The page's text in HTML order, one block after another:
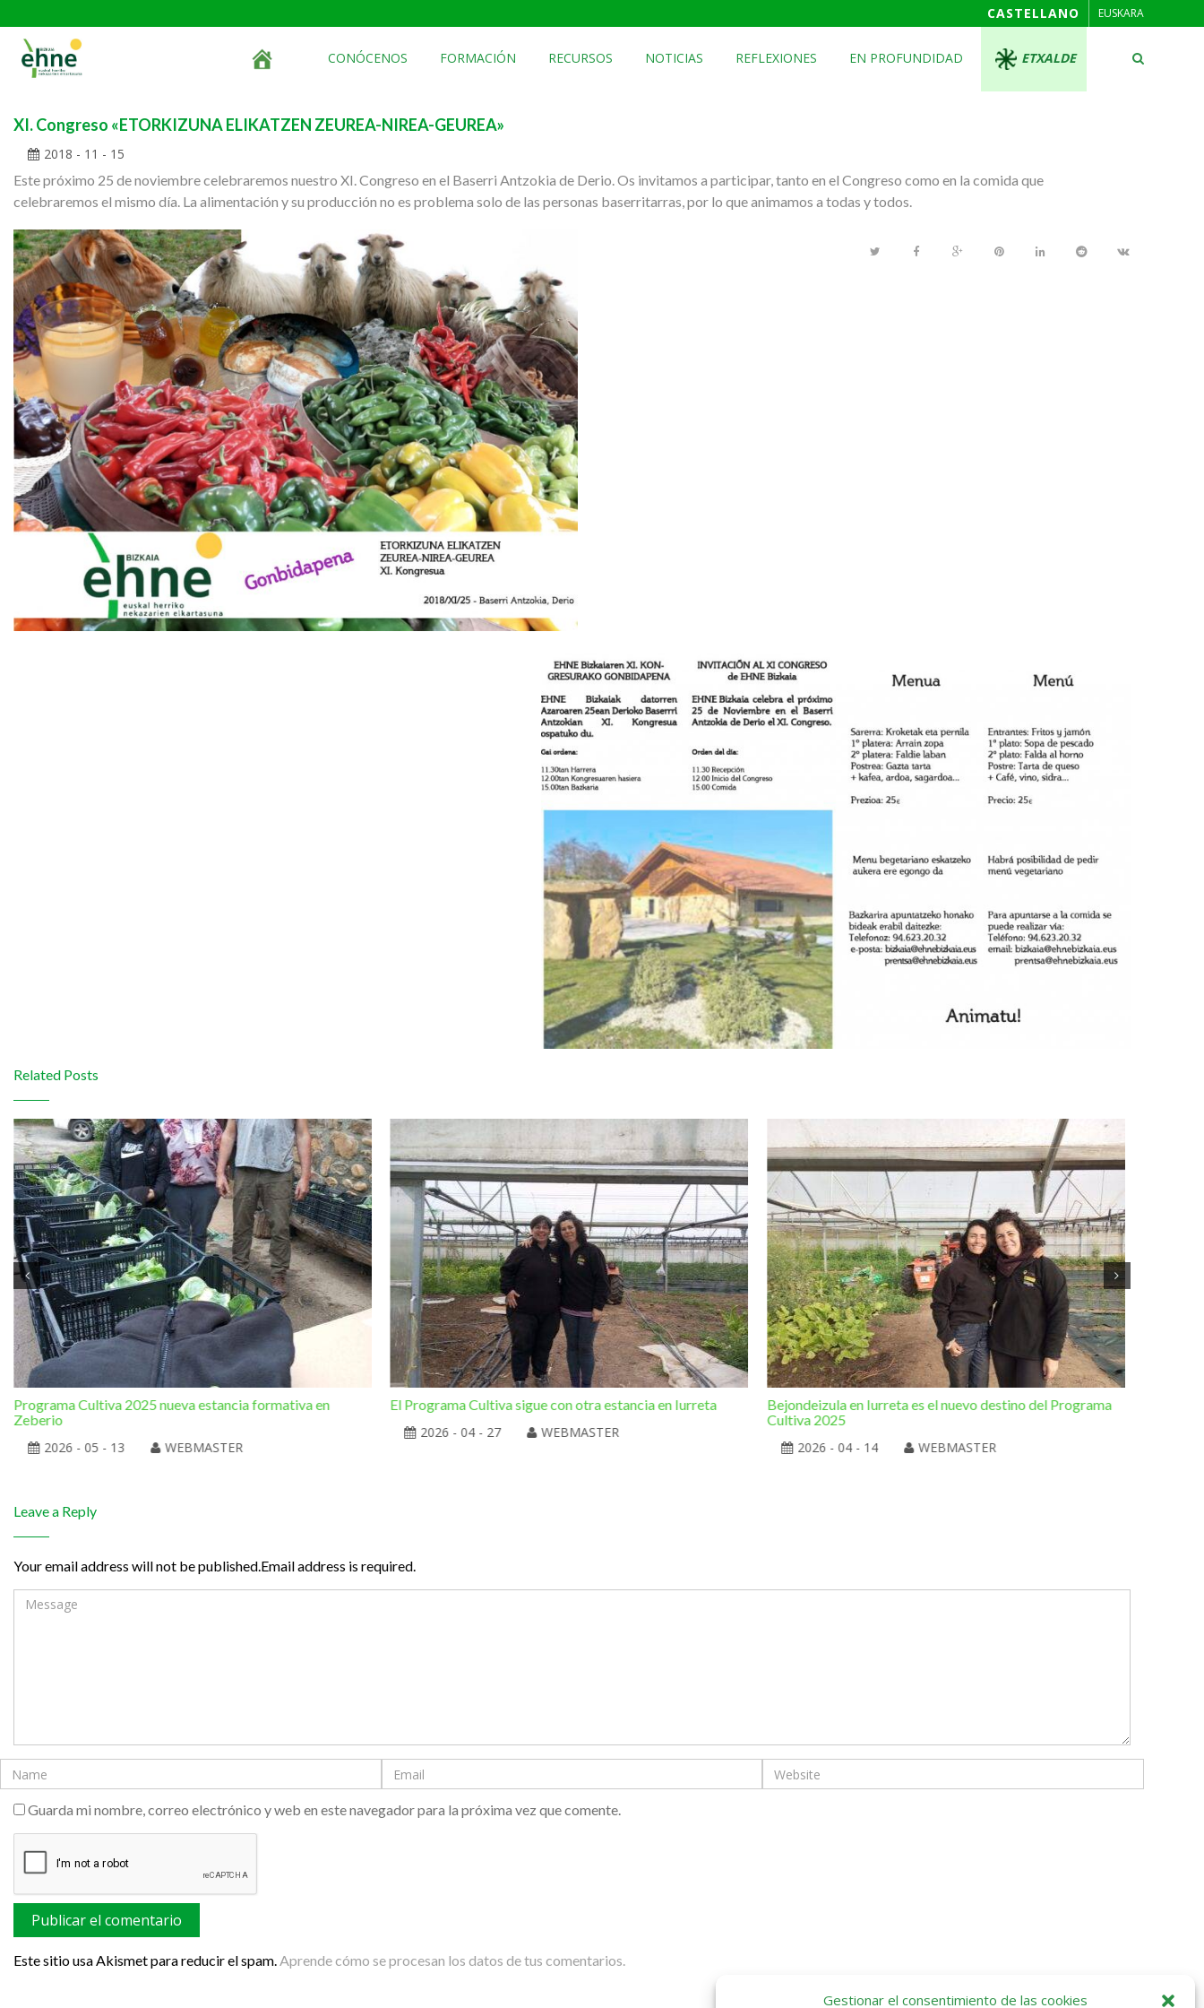
Gestionar el consentimiento de las cookies
CASTELLANO EUSKARA
CONÓCENOS FORMACIÓN RECURSOS NOTICIAS REFLEXIONES EN PROFUNDIDAD ETXALDE
XI. Congreso «ETORKIZUNA ELIKATZEN ZEUREA-NIREA-GEUREA»
2018 - 11 - 15
Este próximo 25 de noviembre celebraremos nuestro XI. Congreso en el Baserri Antzokia de Derio. Os invitamos a participar, tanto en el Congreso como en la comida que
celebraremos el mismo día. La alimentación y su producción no es problema solo de las personas baserritarras, por lo que animamos a todas y todos.
Related Posts
Programa Cultiva 2025 nueva estancia formativa en
Zeberio
2026 - 05 - 13
WEBMASTER
El Programa Cultiva sigue con otra estancia en Iurreta
2026 - 04 - 27
WEBMASTER
Bejondeizula en Iurreta es el nuevo destino del Programa
Cultiva 2025
2026 - 04 - 14
WEBMASTER
Leave a Reply
Your email address will not be published.Email address is required.
Guarda mi nombre, correo electrónico y web en este navegador para la próxima vez que comente.
Este sitio usa Akismet para reducir el spam.Aprende cómo se procesan los datos de tus comentarios.